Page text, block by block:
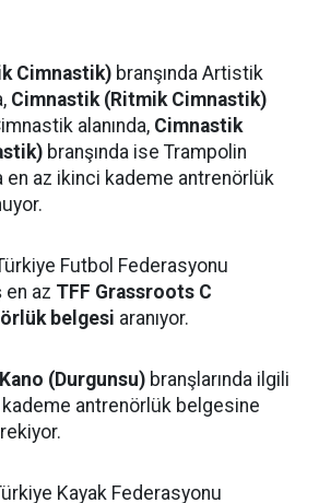
Cimnastik) branşında Artistik
Cimnastik (Ritmik Cimnastik)
alanında, Cimnastik
branşında ise Trampolin
en az ikinci kademe antrenörlük
Futbol Federasyonu
en az TFF Grassroots C
belgesi aranıyor.
Kano (Durgunsu) branşlarında ilgili
antrenörlük belgesine
Kayak Federasyonu